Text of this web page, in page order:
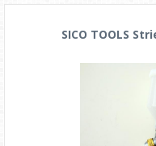
SICO TOOLS